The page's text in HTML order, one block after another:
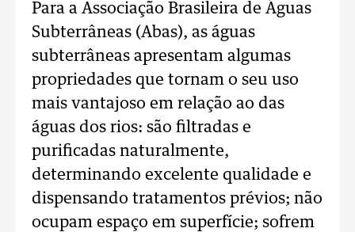
Para a Associação Brasileira de Águas
Subterrâneas (Abas), as águas
subterrâneas apresentam algumas
propriedades que tornam o seu uso
mais vantajoso em relação ao das
águas dos rios: são filtradas e
purificadas naturalmente,
determinando excelente qualidade e
dispensando tratamentos prévios; não
ocupam espaço em superfície; sofrem